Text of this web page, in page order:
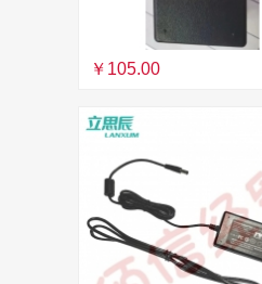
￥105.00